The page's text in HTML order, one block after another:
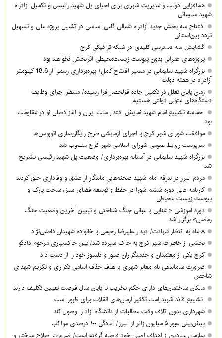
هم‌افزایی دولت و مدیریت شهری برای احیای پل شهید رئیسی و تکمیل آزادراه
شهید سلیمانی
افتتاح سه بخش جدید آزادراه شمالی گامی اساسی در تکمیل پروژه ملی و تسهیل
تردد بین‌استانی
گشایش سه دسترسی کلیدی در شبکه ترافیکی کرج
پروژه‌های عمرانی بدون پیوست زیست‌محیطی اثربخش نخواهند بود
بزرگراه شهید سلیمانی در مسیر افتتاح کامل/ بهره‌برداری رسمی از 18.6 کیلومتر
آزادراه در هفته دولت
زمان پایان تعلل در تکمیل جاده قزلحصار فرا رسیده/ منتظر اجرای وظایف
دستگاه‌های متولی دولتی هستیم
حماسه تشییع امام شهید نمایش اقتدار ملت ایران و آغاز فصلی نو در مقاومت
بود
موافقت شورای شهر کرج با اجرای آزمایشی طرح رایگان‌سازی اتوبوس‌ها
سرپرست روابط عمومی شورای اسلامی شهر کرج منصوب شد
بزرگراه شهید سلیمانی در آستانه بهره‌برداری/ وضعیت پل شهید رئیسی تشریح
شد
مردم البرز در بدرقه امام شهید صحنه‌هایی ماندگار از عشق و وفاداری خلق کردند
کارنامه عالی دوره ششم شورا در حفظ و توسعه فضای سبز، ساخت پارک و
پیوست زیست محیطی
دوره آموزشی «آشنایی با مبانی جنگ شناختی و تبیین آخرین وضعیت جنگ
رمضان» برگزار شد
۸ ماه به انتظار شهادت/ دیدار علیرضا رحیمی با خانواده شهیدان فاطمی‌نژاد
بخشی از خاطرات شهر کرج به خاک سپرده شد/آیین خاکسپاری مرحوم دادگو
کرج یکی از معتمدان و خدمتگزاران صبور و دلسوز خود را از دست داد
ضرورت ساماندهی نام‌ معابر شهری با هدف حذف اسامی تکراری و تکریم شهدای
شاخص
مالکان ساختمان‌های دارای حکم تخریب تا پایان سال فرصت تعیین تکلیف دارند
تشییع قائد شهید ِامت تکثیر آرمان‌های انقلاب برای ظهور است
شهرداری بدون اتلاف وقت مطالبات از دانشگاه آزاد را وصول کند
پیش‌بینی عبور ۵ میلیون زائر از البرز/ آمادگی ۱۰۰ درصدی مواکب
سازمان میادین از اهداف اصلی خود فاصله گرفته است/ ضرورت اصلاح ساختار و